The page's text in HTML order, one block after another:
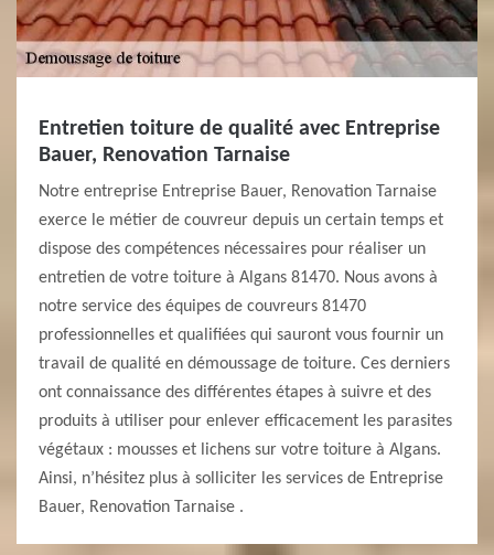
Entretien toiture de qualité avec Entreprise
Bauer, Renovation Tarnaise
Notre entreprise Entreprise Bauer, Renovation Tarnaise
exerce le métier de couvreur depuis un certain temps et
dispose des compétences nécessaires pour réaliser un
entretien de votre toiture à Algans 81470. Nous avons à
notre service des équipes de couvreurs 81470
professionnelles et qualifiées qui sauront vous fournir un
travail de qualité en démoussage de toiture. Ces derniers
ont connaissance des différentes étapes à suivre et des
produits à utiliser pour enlever efficacement les parasites
végétaux : mousses et lichens sur votre toiture à Algans.
Ainsi, n’hésitez plus à solliciter les services de Entreprise
Bauer, Renovation Tarnaise .